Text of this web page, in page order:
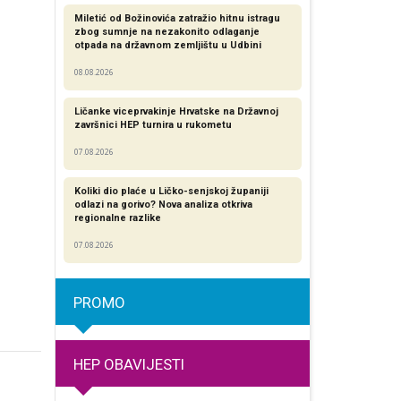
Miletić od Božinovića zatražio hitnu istragu
zbog sumnje na nezakonito odlaganje
otpada na državnom zemljištu u Udbini
08.08.2026
Ličanke viceprvakinje Hrvatske na Državnoj
završnici HEP turnira u rukometu
07.08.2026
Koliki dio plaće u Ličko-senjskoj županiji
odlazi na gorivo? Nova analiza otkriva
regionalne razlike​
07.08.2026
PROMO
HEP OBAVIJESTI